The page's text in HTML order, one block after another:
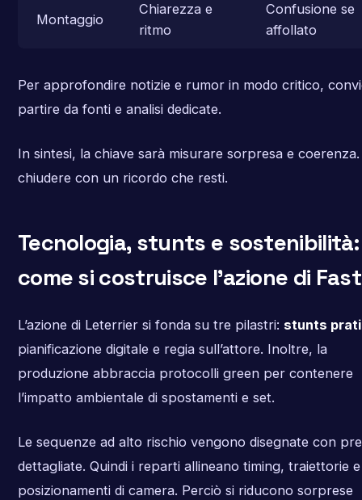
Montaggio
Chiarezza e
ritmo
Confusione se
affollato
Per approfondire notizie e rumor in modo critico,
partire da fonti e analisi dedicate.
In sintesi, la chiave sarà misurare sorpresa e coerenza.
chiudere con un ricordo che resti.
Tecnologia, stunts e sostenibilità:
come si costruisce l’azione di Fast
L’azione di Leterrier si fonda su tre pilastri: stunts
pianificazione digitale e regia sull’attore. Inoltre, la
produzione abbraccia protocolli green per contenere
l’impatto ambientale di spostamenti e set.
Le sequenze ad alto rischio vengono disegnate con
dettagliate. Quindi i reparti allineano timing, traiettorie e
posizionamenti di camera. Perciò si riducono sorprese